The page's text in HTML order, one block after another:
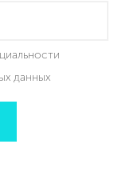
данных